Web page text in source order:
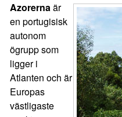
Azorernaär
en portugisisk
autonom
ögrupp som
ligger i
Atlanten och är
Europas
västligaste